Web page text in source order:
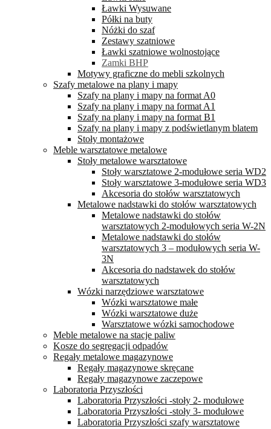
Ławki Wysuwane
Półki na buty
Nóżki do szaf
Zestawy szatniowe
Ławki szatniowe wolnostojące
Zamki BHP
Motywy graficzne do mebli szkolnych
Szafy metalowe na plany i mapy
Szafy na plany i mapy na format A0
Szafy na plany i mapy na format A1
Szafy na plany i mapy na format B1
Szafy na plany i mapy z podświetlanym blatem
Stoły montażowe
Meble warsztatowe metalowe
Stoły metalowe warsztatowe
Stoły warsztatowe 2-modułowe seria WD2
Stoły warsztatowe 3-modułowe seria WD3
Akcesoria do stołów warsztatowych
Metalowe nadstawki do stołów warsztatowych
Metalowe nadstawki do stołów
warsztatowych 2-modułowych seria W-2N
Metalowe nadstawki do stołów
warsztatowych 3 – modułowych seria W-
3N
Akcesoria do nadstawek do stołów
warsztatowych
Wózki narzędziowe warsztatowe
Wózki warsztatowe małe
Wózki warsztatowe duże
Warsztatowe wózki samochodowe
Meble metalowe na stacje paliw
Kosze do segregacji odpadów
Regały metalowe magazynowe
Regały magazynowe skręcane
Regały magazynowe zaczepowe
Laboratoria Przyszłości
Laboratoria Przyszłości -stoły 2- modułowe
Laboratoria Przyszłości -stoły 3- modułowe
Laboratoria Przyszłości szafy warsztatowe